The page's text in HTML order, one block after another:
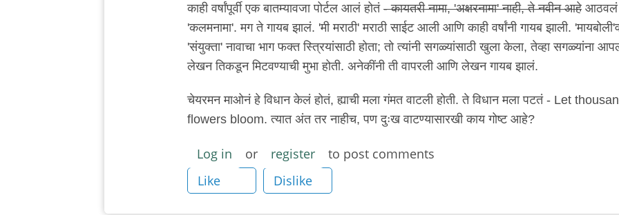
वाचक.
by
चिमणराव
काही वर्षांपूर्वी एक बातम्यावजा पोर्टल आलं होतं - कायतरी नामा, 'अक्षरनामा' नाही, ते नवीन आहे आठवलं
'कलमनामा'. मग ते गायब झालं. 'मी मराठी' मराठी साईट आली आणि काही वर्षांनी गायब झाली.
'संयुक्ता' नावाचा भाग फक्त स्त्रियांसाठी होता; तो त्यांनी सगळ्यांसाठी खुला केला, तेव्हा सगळ्यांना
लेखन तिकडून मिटवण्याची मुभा होती. अनेकींनी ती वापरली आणि लेखन गायब झालं.
चेयरमन माओनं हे विधान केलं होतं, ह्याची मला गंमत वाटली होती. ते विधान मला पटतं - Let
flowers bloom. त्यात अंत तर नाहीच, पण दुःख वाटण्यासारखी काय गोष्ट आहे?
Log in or register
to post comments
Like
Dislike